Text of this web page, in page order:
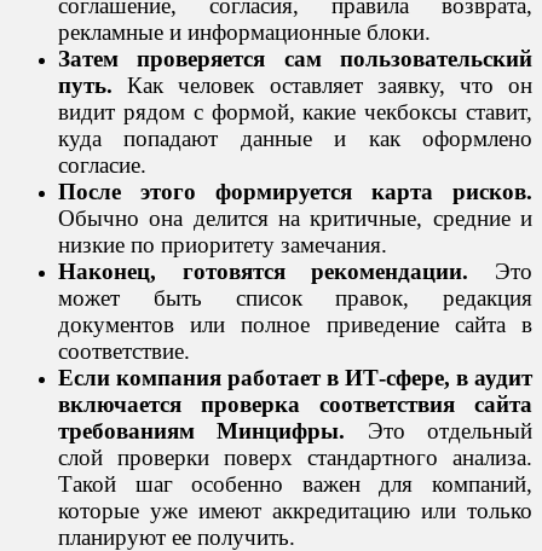
соглашение, согласия, правила возврата,
рекламные и информационные блоки.
Затем проверяется сам пользовательский
путь. Как человек оставляет заявку, что он
видит рядом с формой, какие чекбоксы ставит,
куда попадают данные и как оформлено
согласие.
После этого формируется карта рисков.
Обычно она делится на критичные, средние и
низкие по приоритету замечания.
Наконец, готовятся рекомендации. Это
может быть список правок, редакция
документов или полное приведение сайта в
соответствие.
Если компания работает в ИТ-сфере, в аудит
включается проверка соответствия сайта
требованиям Минцифры. Это отдельный
слой проверки поверх стандартного анализа.
Такой шаг особенно важен для компаний,
которые уже имеют аккредитацию или только
планируют ее получить.